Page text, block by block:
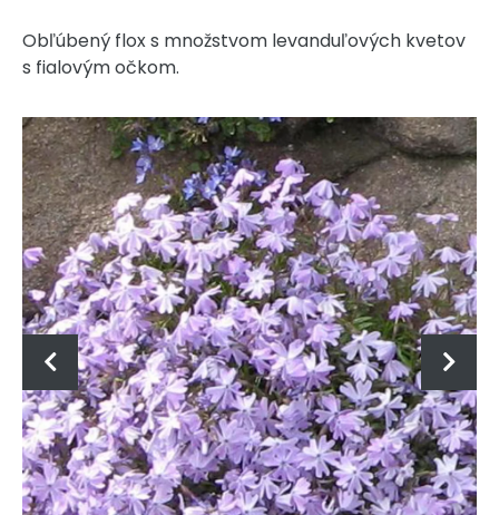
Obľúbený flox s množstvom levanduľových kvetov
s fialovým očkom.